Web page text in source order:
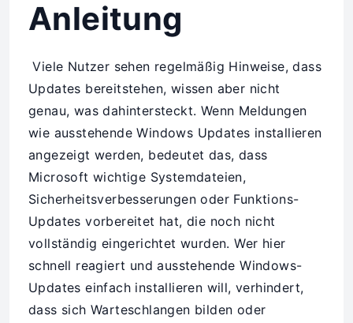
Anleitung
Viele Nutzer sehen regelmäßig Hinweise, dass
Updates bereitstehen, wissen aber nicht
genau, was dahintersteckt. Wenn Meldungen
wie ausstehende Windows Updates installieren
angezeigt werden, bedeutet das, dass
Microsoft wichtige Systemdateien,
Sicherheitsverbesserungen oder Funktions-
Updates vorbereitet hat, die noch nicht
vollständig eingerichtet wurden. Wer hier
schnell reagiert und ausstehende Windows-
Updates einfach installieren will, verhindert,
dass sich Warteschlangen bilden oder